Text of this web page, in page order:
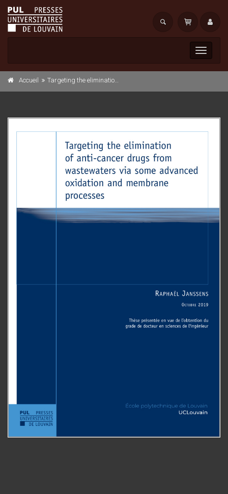
Toggle
Accueil Targeting the elimination of anti-cancer drugs from wastewaters via some advanced oxidation and membrane processes